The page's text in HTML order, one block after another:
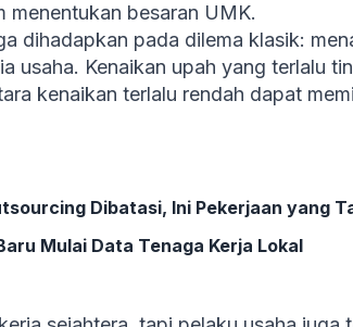
menentukan besaran UMK.
dihadapkan pada dilema klasik:
usaha. Kenaikan upah yang terlalu
kenaikan terlalu rendah dapat
Dibatasi, Ini Pekerjaan yang
Mulai Data Tenaga Kerja Lokal